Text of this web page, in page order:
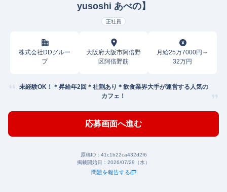
yusoshi あべの】
正社員
株式会社DDグルー
プ
大阪府大阪市阿倍野
区阿倍野筋
月給25万7000円～
32万円
未経験OK！＊昇給年2回＊社割あり＊飲食業界大手が運営する人気の
カフェ！
応募画面へ進む
原稿ID： 41c1b22ca432d2f6
掲載開始日： 2026/07/29（水）
問題を報告する